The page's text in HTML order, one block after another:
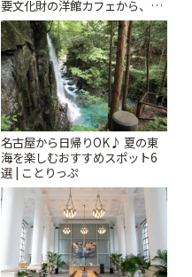
要文化財の洋館カフェから、改
札すぐのレトロ喫茶まで~ | こと
りっぷ
名古屋から日帰りOK♪ 夏の東
海を楽しむおすすめスポット6
選 | ことりっぷ